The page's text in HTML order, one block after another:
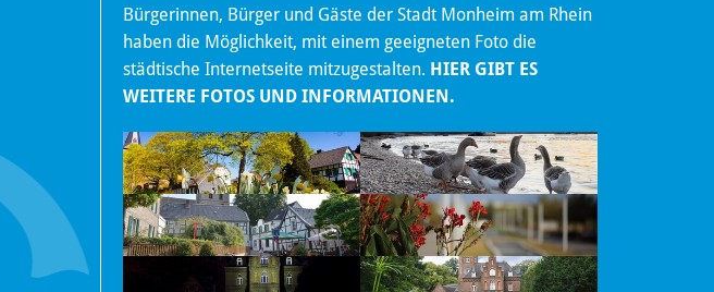
Bürgerinnen, Bürger und Gäste der Stadt Monheim am Rhein
haben die Möglichkeit, mit einem geeigneten Foto die
städtische Internetseite mitzugestalten. HIER GIBT ES
WEITERE FOTOS UND INFORMATIONEN.